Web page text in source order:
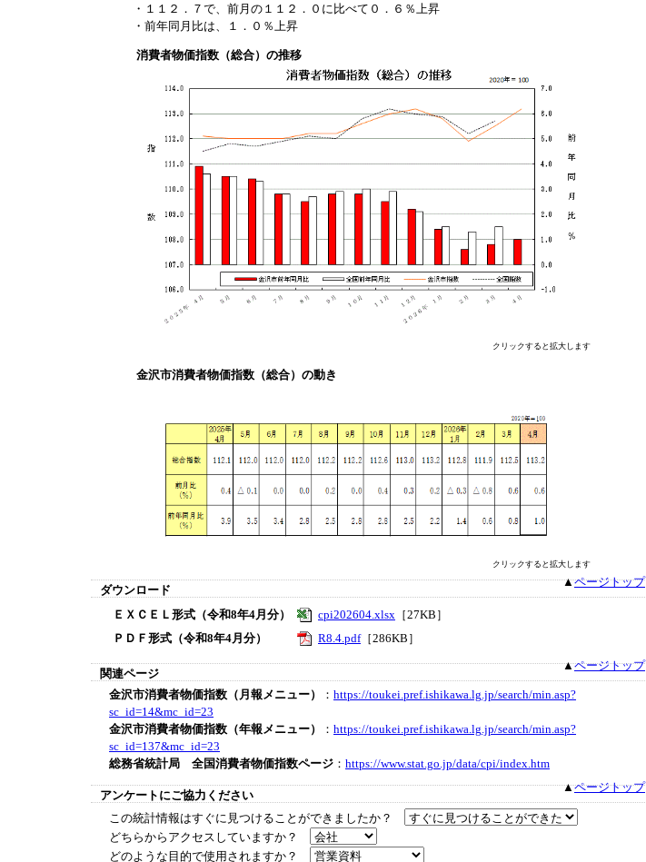
・１１２．７で、前月の１１２．０に比べて０．６％上昇
・前年同月比は、１．０％上昇
消費者物価指数（総合）の推移
クリックすると拡大します
金沢市消費者物価指数（総合）の動き
クリックすると拡大します
ダウンロード
▲ページトップ
ＥＸＣＥＬ形式（令和8年4月分） cpi202604.xlsx ［27KB］
ＰＤＦ形式（令和8年4月分）
R8.4.pdf［286KB］
関連ページ
▲ページトップ
金沢市消費者物価指数（月報メニュー） ： https://toukei.pref.ishikawa.lg.jp/search/min.asp?
sc_id=14&mc_id=23
金沢市消費者物価指数（年報メニュー）
： https://toukei.pref.ishikawa.lg.jp/search/min.asp?
sc_id=137&mc_id=23
総務省統計局 全国消費者物価指数ページ ： https://www.stat.go.jp/data/cpi/index.htm
アンケートにご協力ください
▲ページトップ
この統計情報はすぐに見つけることができましたか？
どちらからアクセスしていますか？
どのような目的で使用されますか？